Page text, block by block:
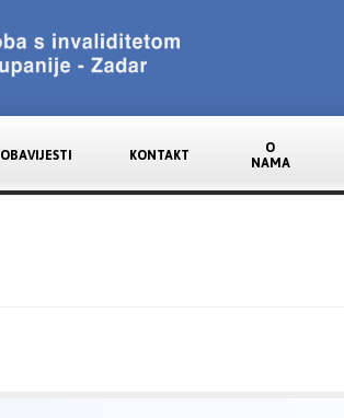
OBAVIJESTI KONTAKT
O
NAMA